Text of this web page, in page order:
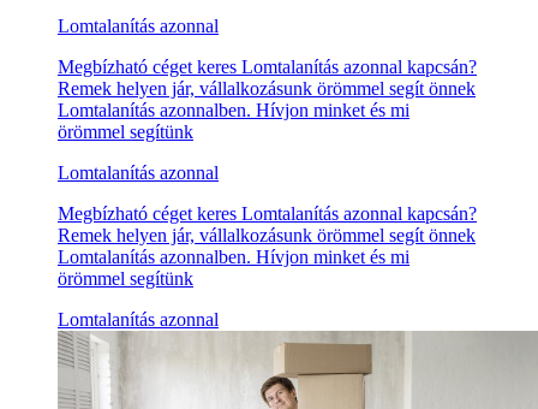
Lomtalanítás azonnal
Megbízható céget keres Lomtalanítás azonnal kapcsán?
Remek helyen jár, vállalkozásunk örömmel segít önnek
Lomtalanítás azonnalben. Hívjon minket és mi
örömmel segítünk
Lomtalanítás azonnal
Megbízható céget keres Lomtalanítás azonnal kapcsán?
Remek helyen jár, vállalkozásunk örömmel segít önnek
Lomtalanítás azonnalben. Hívjon minket és mi
örömmel segítünk
Lomtalanítás azonnal